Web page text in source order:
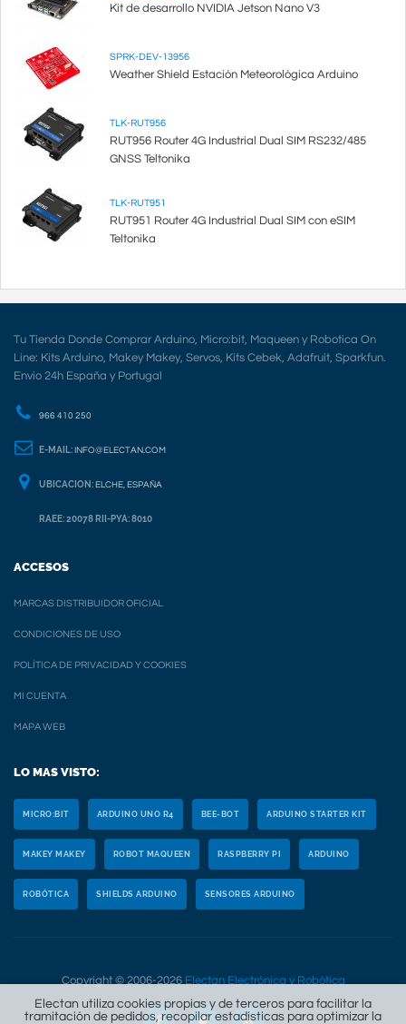
Kit de desarrollo NVIDIA Jetson Nano V3
SPRK-DEV-13956
Weather Shield Estación Meteorológica Arduino
TLK-RUT956
RUT956 Router 4G Industrial Dual SIM RS232/485
GNSS Teltonika
TLK-RUT951
RUT951 Router 4G Industrial Dual SIM con eSIM
Teltonika
Tu Tienda Donde Comprar Arduino, Micro:bit, Maqueen y Robotica On
Line: Kits Arduino, Makey Makey, Servos, Kits Cebek, Adafruit, Sparkfun.
Envio 24h España y Portugal
966 410 250
E-MAIL: INFO@ELECTAN.COM
UBICACION: ELCHE, ESPAÑA
RAEE: 20078 RII-PYA: 8010
ACCESOS
MARCAS DISTRIBUIDOR OFICIAL
CONDICIONES DE USO
POLÍTICA DE PRIVACIDAD Y COOKIES
MI CUENTA
MAPA WEB
LO MAS VISTO:
MICRO:BIT ARDUINO UNO R4 BEE-BOT ARDUINO STARTER KIT
MAKEY MAKEY ROBOT MAQUEEN RASPBERRY PI ARDUINO
ROBÓTICA SHIELDS ARDUINO SENSORES ARDUINO
Copyright © 2006-2026 Electan Electrónica y Robótica
Electan utiliza cookies propias y de terceros para facilitar la
tramitación de pedidos, recopilar estadísticas para optimizar la